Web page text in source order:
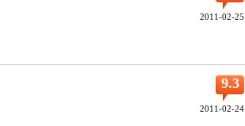
2011-02-25
9.3
2011-02-24